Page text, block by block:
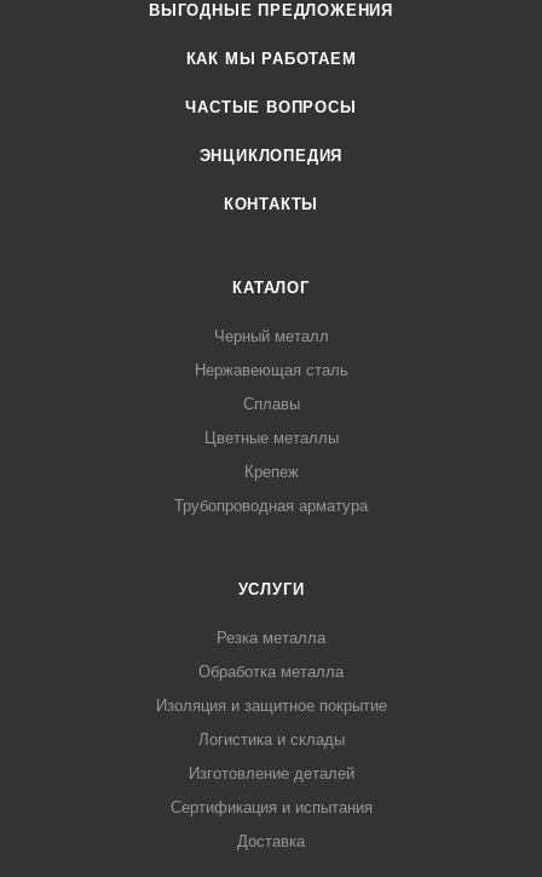
ВЫГОДНЫЕ ПРЕДЛОЖЕНИЯ
КАК МЫ РАБОТАЕМ
ЧАСТЫЕ ВОПРОСЫ
ЭНЦИКЛОПЕДИЯ
КОНТАКТЫ
КАТАЛОГ
Черный металл
Нержавеющая сталь
Сплавы
Цветные металлы
Крепеж
Трубопроводная арматура
УСЛУГИ
Резка металла
Обработка металла
Изоляция и защитное покрытие
Логистика и склады
Изготовление деталей
Сертификация и испытания
Доставка